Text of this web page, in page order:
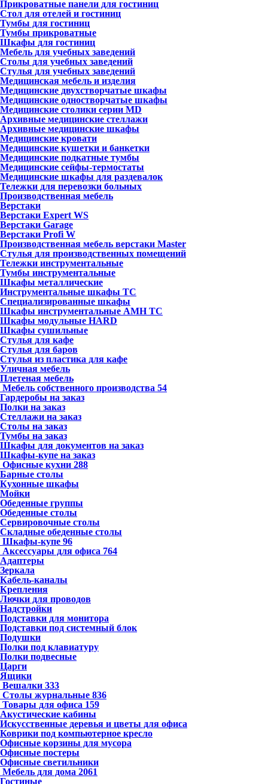
Прикроватные панели для гостиниц
Стол для отелей и гостиниц
Тумбы для гостиниц
Тумбы прикроватные
Шкафы для гостиниц
Мебель для учебных заведений
Столы для учебных заведений
Стулья для учебных заведений
Медицинская мебель и изделия
Медицинские двухстворчатые шкафы
Медицинские одностворчатые шкафы
Медицинские столики серии MD
Архивные медицинские стеллажи
Архивные медицинские шкафы
Медицинские кровати
Медицинские кушетки и банкетки
Медицинские подкатные тумбы
Медицинские сейфы-термостаты
Медицинские шкафы для раздевалок
Тележки для перевозки больных
Производственная мебель
Верстаки
Верстаки Expert WS
Верстаки Garage
Верстаки Profi W
Производственная мебель верстаки Master
Стулья для производственных помещений
Тележки инструментальные
Тумбы инструментальные
Шкафы металлические
Инструментальные шкафы ТС
Специализированные шкафы
Шкафы инструментальные АМН ТС
Шкафы модульные HARD
Шкафы сушильные
Стулья для кафе
Стулья для баров
Стулья из пластика для кафе
Уличная мебель
Плетеная мебель
Мебель собственного производства 54
Гардеробы на заказ
Полки на заказ
Стеллажи на заказ
Столы на заказ
Тумбы на заказ
Шкафы для документов на заказ
Шкафы-купе на заказ
Офисные кухни 288
Барные столы
Кухонные шкафы
Мойки
Обеденные группы
Обеденные столы
Сервировочные столы
Складные обеденные столы
Шкафы-купе 96
Аксессуары для офиса 764
Адаптеры
Зеркала
Кабель-каналы
Крепления
Лючки для проводов
Надстройки
Подставки для монитора
Подставки под системный блок
Подушки
Полки под клавиатуру
Полки подвесные
Царги
Ящики
Вешалки 333
Столы журнальные 836
Товары для офиса 159
Акустические кабины
Искусственные деревья и цветы для офиса
Коврики под компьютерное кресло
Офисные корзины для мусора
Офисные постеры
Офисные светильники
Мебель для дома 2061
Гостиные